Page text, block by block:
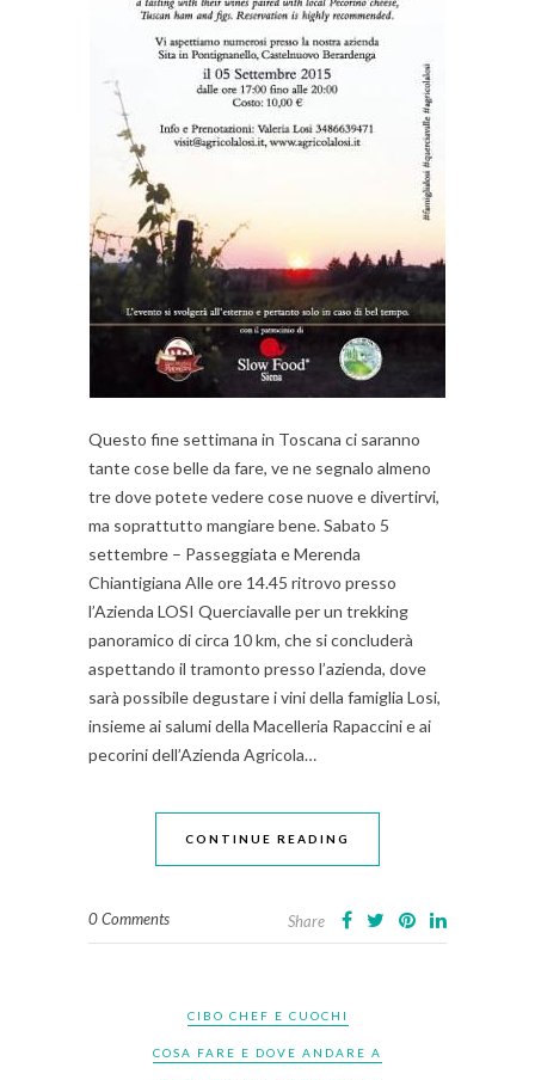
Questo fine settimana in Toscana ci saranno
tante cose belle da fare, ve ne segnalo almeno
tre dove potete vedere cose nuove e divertirvi,
ma soprattutto mangiare bene. Sabato 5
settembre – Passeggiata e Merenda
Chiantigiana Alle ore 14.45 ritrovo presso
l’Azienda LOSI Querciavalle per un trekking
panoramico di circa 10 km, che si concluderà
aspettando il tramonto presso l’azienda, dove
sarà possibile degustare i vini della famiglia Losi,
insieme ai salumi della Macelleria Rapaccini e ai
pecorini dell’Azienda Agricola…
CONTINUE READING
0 Comments Share
CIBO CHEF E CUOCHI
COSA FARE E DOVE ANDARE A